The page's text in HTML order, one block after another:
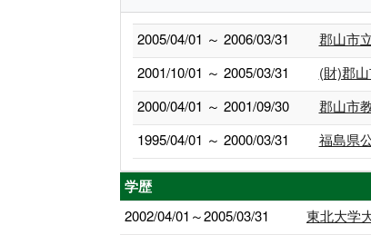
2005/04/01 ～ 2006/03/31
郡山市
2001/10/01 ～ 2005/03/31
(財)郡
2000/04/01 ～ 2001/09/30
郡山市
1995/04/01 ～ 2000/03/31
福島県
学歴
2002/04/01～2005/03/31 東北大学